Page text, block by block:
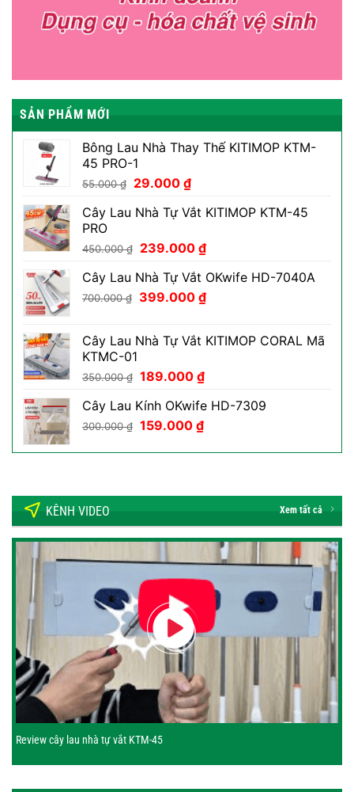
SẢN PHẨM MỚI
Bông Lau Nhà Thay Thế KITIMOP KTM-
45 PRO-1
55.000₫
Giá
là:
29.000 ₫Giá
tại
29.000 ₫.
Cây Lau Nhà Tự Vắt KITIMOP KTM-45
PRO
450.000₫
Giá
là:
450.000 ₫.
239.000 ₫Giá
tại
là:
Cây Lau Nhà Tự Vắt OKwife HD-7040A
700.000₫
Giá
700.000 ₫.
399.000 ₫Giá
là:
Cây Lau Nhà Tự Vắt KITIMOP CORAL Mã
KTMC-01
350.000₫ Giá
là:
350.000 ₫.
189.000 ₫Giá
tại
là:
Cây Lau Kính OKwife HD-7309
300.000₫ Giá
là:
159.000 ₫Giá
tại
KÊNH VIDEO Xem tất cả
Review cây lau nhà tự vắt KTM-45